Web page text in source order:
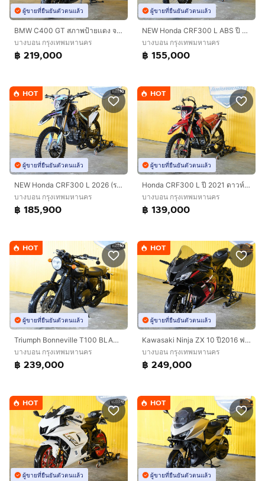
ผู้ขายที่ยืนยันตัวตนแล้ว
BMW C400 GT สภาพป้ายเเดง จดปี 2021 ฟรีดาวน์ออกรถใช้เงิน 0 บาท
บางบอน กรุงเทพมหานคร
฿ 219,000
ผู้ขายที่ยืนยันตัวตนแล้ว
NEW Honda CRF300 L ABS ปี 2025 ดาวห์เริ่มต้นที่ 15,000 บ.
บางบอน กรุงเทพมหานคร
฿ 155,000
HOT
ผู้ขายที่ยืนยันตัวตนแล้ว
NEW Honda CRF300 L 2026 (รถป้ายเเดงเเต่งให้ครบ สด-ผ่อน )
บางบอน กรุงเทพมหานคร
฿ 185,900
HOT
ผู้ขายที่ยืนยันตัวตนแล้ว
Honda CRF300 L ปี 2021 ดาวห์เริ่มต้นที่ 19,000 บ.
บางบอน กรุงเทพมหานคร
฿ 139,000
HOT
ผู้ขายที่ยืนยันตัวตนแล้ว
Triumph Bonneville T100 BLACK ปี 2018 ฟรีดาวน์ ออกรถใช้เงิน 0 บาท
บางบอน กรุงเทพมหานคร
฿ 239,000
HOT
ผู้ขายที่ยืนยันตัวตนแล้ว
Kawasaki Ninja ZX 10 ปี2016 ฟรีดาวน์ ออกรถใช้เงิน 0 บาท
บางบอน กรุงเทพมหานคร
฿ 249,000
HOT
ผู้ขายที่ยืนยันตัวตนแล้ว
HOT
ผู้ขายที่ยืนยันตัวตนแล้ว